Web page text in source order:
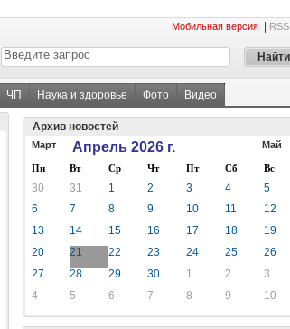
Мобильная версия RSS
ЧП Наука и здоровье Фото Видео
Архив новостей
Март Апрель 2026 г. Май
Пн Вт Ср Чт Пт Сб Вс
30 31 1 2 3 4
5
6
7 8 9 10 11
12
13
14 15 16 17 18
19
20
21 22 23 24 25
26
27
28 29 30 1 2
3
4
5 6 7 8 9 10